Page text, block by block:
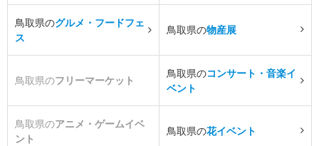
鳥取県のグルメ・フードフェ
ス
鳥取県の物産展
鳥取県のフリーマーケット
鳥取県のコンサート・音楽イ
ベント
鳥取県のアニメ・ゲームイベ
ント
鳥取県の花イベント